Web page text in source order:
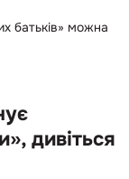
батьків» можна
дивіться